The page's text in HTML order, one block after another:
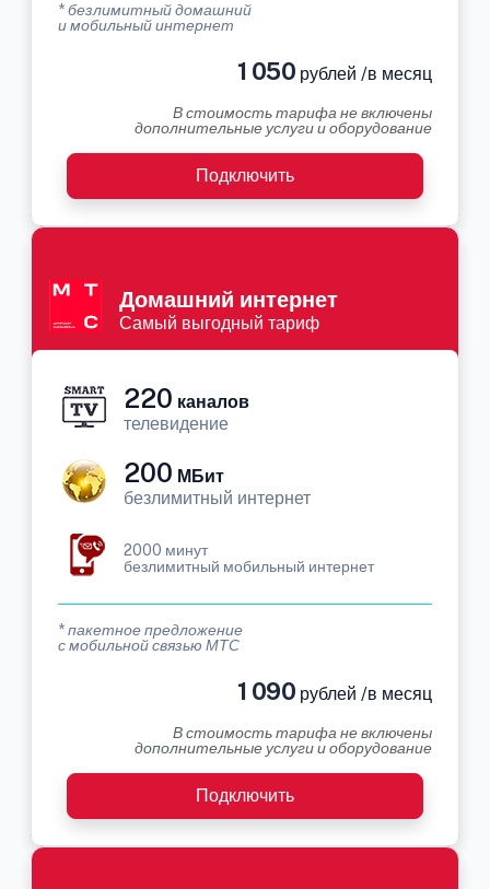
* безлимитный домашний
и мобильный интернет
1 050 рублей /в месяц
В стоимость тарифа не включены
дополнительные услуги и оборудование
Подключить
Домашний интернет
Самый выгодный тариф
220 каналов
телевидение
200 МБит
безлимитный интернет
2000 минут
безлимитный мобильный интернет
* пакетное предложение
с мобильной связью МТС
1 090 рублей /в месяц
В стоимость тарифа не включены
дополнительные услуги и оборудование
Подключить